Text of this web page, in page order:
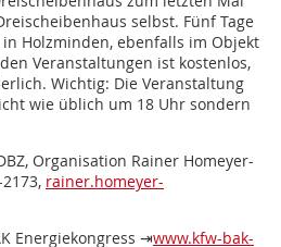
selbst. Fünf Tage
Holzminden, ebenfalls im Objekt
Veranstaltungen ist kostenlos,
Wichtig: Die Veranstaltung
wie üblich um 18 Uhr sondern
Organisation Rainer Homeyer-
rainer.homeyer-
Energiekongress ⇥www.kfw-bak-